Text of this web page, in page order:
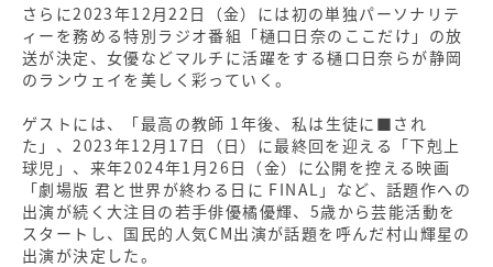
さらに2023年12月22日（金）には初の単独パーソナリテ
ィーを務める特別ラジオ番組「樋口日奈のここだけ」の放
送が決定、女優などマルチに活躍をする樋口日奈らが静岡
のランウェイを美しく彩っていく。
ゲストには、「最高の教師 1年後、私は生徒に■され
た」、2023年12月17日（日）に最終回を迎える「下剋上
球児」、来年2024年1月26日（金）に公開を控える映画
「劇場版 君と世界が終わる日に FINAL」など、話題作への
出演が続く大注目の若手俳優橘優輝、5歳から芸能活動を
スタートし、国民的人気CM出演が話題を呼んだ村山輝星の
出演が決定した。